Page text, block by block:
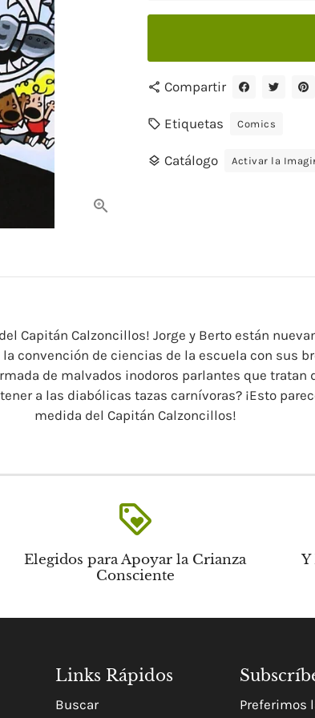
share Compartir
local_offer Etiquetas Comics
layers Catálogo Activar la
Capitán Calzoncillos! Jorge y Berto están
convención de ciencias de la escuela con sus
de malvados inodoros parlantes que tratan
a las diabólicas tazas carnívoras? ¡Esto
medida del Capitán Calzoncillos!
loyalty
Elegidos para Apoyar la Crianza
Consciente
Y
Links Rápidos
Buscar
Preferimos